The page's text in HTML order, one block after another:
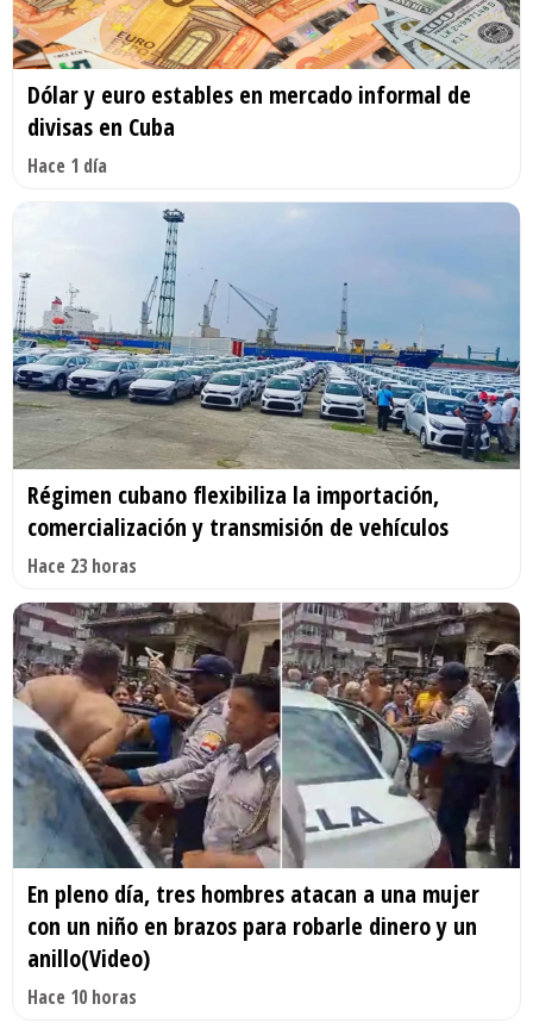
Dólar y euro estables en mercado informal de
divisas en Cuba
Hace 1 día
Régimen cubano flexibiliza la importación,
comercialización y transmisión de vehículos
Hace 23 horas
En pleno día, tres hombres atacan a una mujer
con un niño en brazos para robarle dinero y un
anillo(Video)
Hace 10 horas